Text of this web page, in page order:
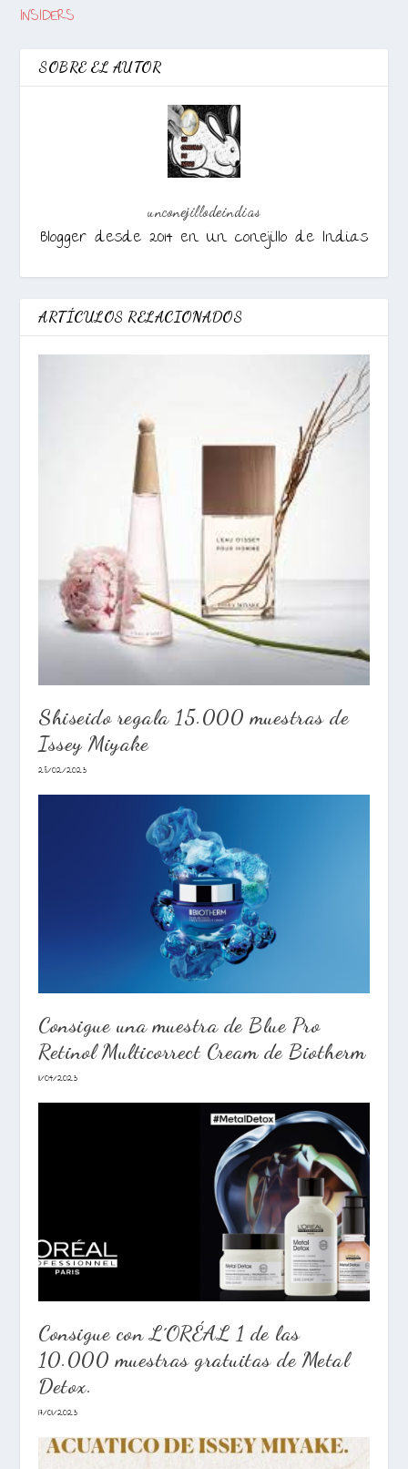
INSIDERS
SOBRE EL AUTOR
unconejillodeindias
Blogger desde 2014 en Un conejillo de Indias
ARTÍCULOS RELACIONADOS
Shiseido regala 15.000 muestras de
Issey Miyake
28/02/2023
Consigue una muestra de Blue Pro
Retinol Multicorrect Cream de Biotherm
11/04/2023
Consigue con L´ORÉAL 1 de las
10.000 muestras gratuitas de Metal
Detox.
17/01/2023